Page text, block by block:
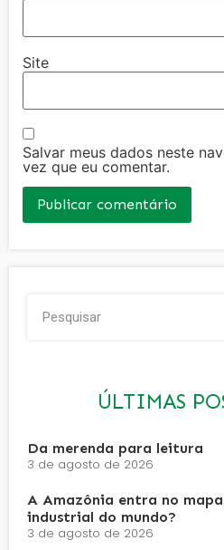
Site
Salvar meus dados neste
vez que eu comentar.
ÚLTIMAS
Da merenda para leitura
3 de agosto de 2026
A Amazônia entra no
industrial do mundo?
3 de agosto de 2026